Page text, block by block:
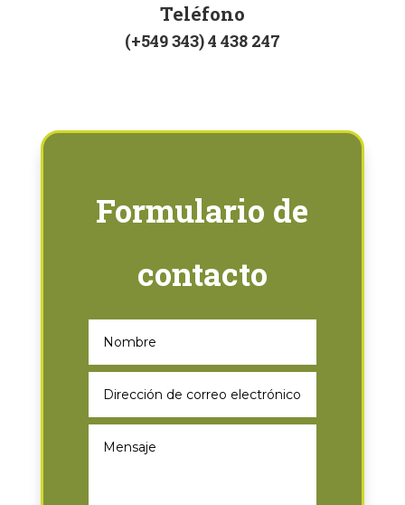
Teléfono
(+549 343) 4 438 247
Formulario de
contacto